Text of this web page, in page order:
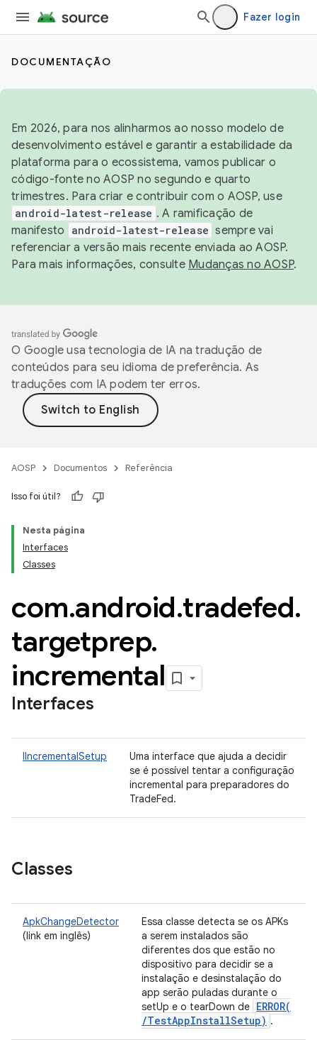
Fazer login
DOCUMENTAÇÃO
Em 2026, para nos alinharmos ao nosso modelo de
desenvolvimento estável e garantir a estabilidade da
plataforma para o ecossistema, vamos publicar o
código-fonte no AOSP no segundo e quarto
trimestres. Para criar e contribuir com o AOSP, use
android-latest-release . A ramificação de
manifesto
android-latest-release sempre vai
referenciar a versão mais recente enviada ao AOSP.
Para mais informações, consulte Mudanças no AOSP.
O Google usa tecnologia de IA na tradução de
conteúdos para seu idioma de preferência. As
traduções com IA podem ter erros.
AOSP Documentos Referência
Isso foi útil?
Nesta página
Interfaces
Classes
com.android.tradefed.
targetprep.
incremental
Interfaces
IIncrementalSetup
Uma interface que ajuda a decidir
se é possível tentar a configuração
incremental para preparadores do
TradeFed.
Classes
ApkChangeDetector
(link em inglês)
Essa classe detecta se os APKs
a serem instalados são
diferentes dos que estão no
dispositivo para decidir se a
instalação e desinstalação do
app serão puladas durante o
setUp e o tearDown de ERROR(
/TestAppInstallSetup) .